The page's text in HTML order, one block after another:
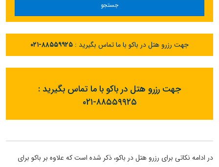
جستجو
جهت رزرو هتل در باکو با ما تماس بگیرید : ۰۲۱-۸۸۵۵۹۹۲۵
جهت رزرو هتل در باکو با ما تماس بگیرید :
۰۲۱-۸۸۵۵۹۹۲۵
در ادامه نکاتی برای رزرو هتل در باکو، ذکر شده است که علاوه بر باکو برای